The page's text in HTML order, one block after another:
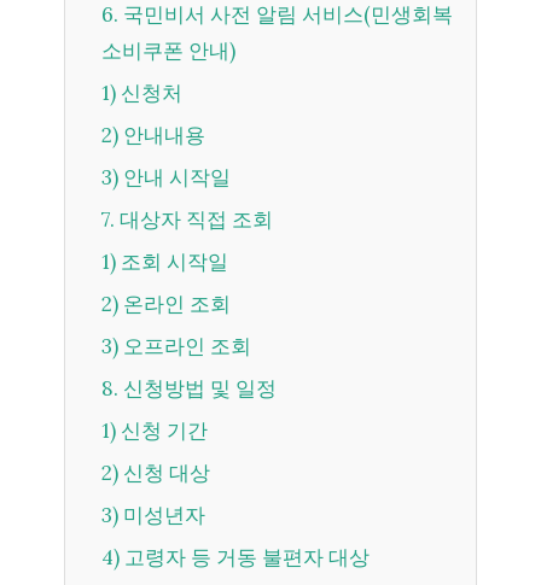
6. 국민비서 사전 알림 서비스(민생회복
소비쿠폰 안내)
1) 신청처
2) 안내내용
3) 안내 시작일
7. 대상자 직접 조회
1) 조회 시작일
2) 온라인 조회
3) 오프라인 조회
8. 신청방법 및 일정
1) 신청 기간
2) 신청 대상
3) 미성년자
4) 고령자 등 거동 불편자 대상